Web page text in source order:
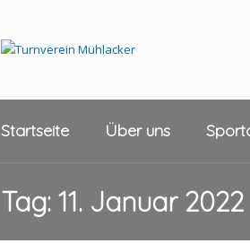
Startseite Über uns
Tag: 11. Januar 2022